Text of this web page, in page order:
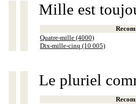
Mille est
Quatre-mille (4000)
Dix-mille-cinq (10 005)
Le pluriel